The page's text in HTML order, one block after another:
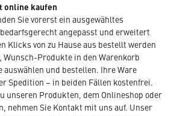
online kaufen
Sie vorerst ein ausgewähltes
angepasst und erweitert
Klicks von zu Hause aus bestellt werden
Wunsch-Produkte in den Warenkorb
auswählen und bestellen. Ihre Ware
Spedition – in beiden Fällen kostenfrei.
unseren Produkten, dem Onlineshop oder
nehmen Sie Kontakt mit uns auf. Unser